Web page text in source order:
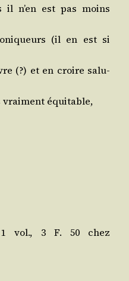
n’en est pas moins
(il en est si
(?) et en croire salu­
vrai­ment équitable,
vol., 3 F. 50 chez